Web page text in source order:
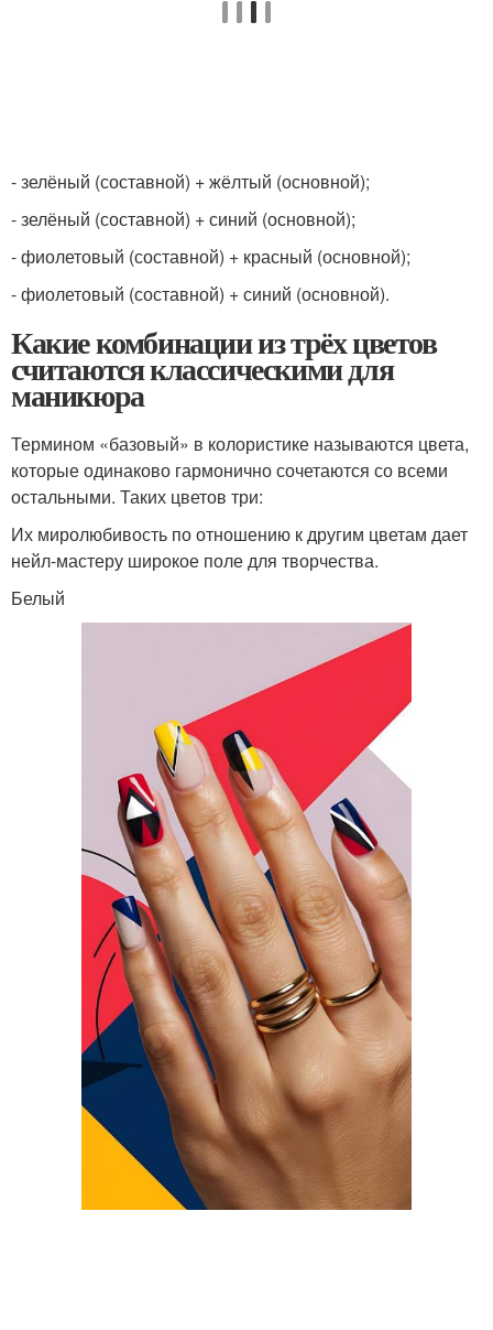
- зелёный (составной) + жёлтый (основной);
- зелёный (составной) + синий (основной);
- фиолетовый (составной) + красный (основной);
- фиолетовый (составной) + синий (основной).
Какие комбинации из трёх цветов
считаются классическими для
маникюра
Термином «базовый» в колористике называются цвета,
которые одинаково гармонично сочетаются со всеми
остальными. Таких цветов три:
Их миролюбивость по отношению к другим цветам дает
нейл-мастеру широкое поле для творчества.
Белый